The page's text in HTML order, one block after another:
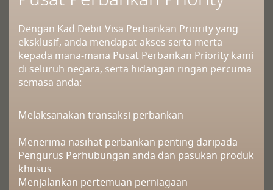
Dengan Kad Debit Visa Perbankan Priority yang
eksklusif, anda mendapat akses serta merta
kepada mana-mana Pusat Perbankan Priority kami
di seluruh negara, serta hidangan ringan percuma
semasa anda:
Melaksanakan transaksi perbankan
Menerima nasihat perbankan penting daripada
Pengurus Perhubungan anda dan pasukan produk
khusus
Menjalankan pertemuan perniagaan